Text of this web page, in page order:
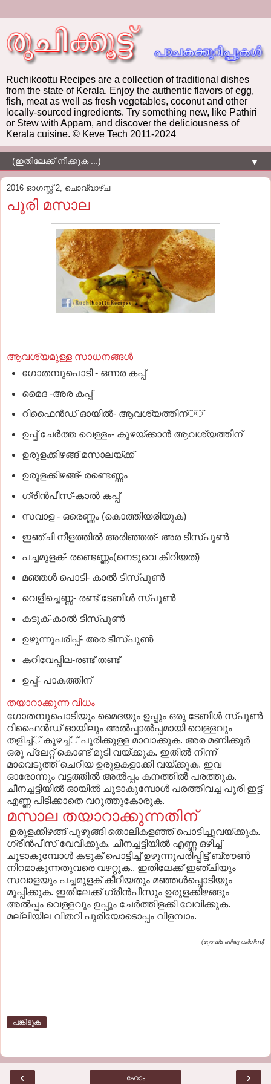
Ruchikoottu Recipes are a collection of traditional dishes
from the state of Kerala. Enjoy the authentic flavors of egg,
fish, meat as well as fresh vegetables, coconut and other
locally-sourced ingredients. Try something new, like Pathiri
or Stew with Appam, and discover the deliciousness of
Kerala cuisine. © Keve Tech 2011-2024
▼
2016 ഓഗസ്റ്റ് 2, ചൊവ്വാഴ്ച
പൂരി മസാല
ആവശ്യമുള്ള സാധനങ്ങള്‍
ഗോതമ്പുപൊടി - ഒന്നര കപ്പ്‌
മൈദ -അര കപ്പ്‌
റിഫൈന്‍ഡ്‌ ഓയില്‍- ആവശ്യത്തിന്‌്്
ഉപ്പ്‌ ചേര്‍ത്ത വെള്ളം- കുഴയ്‌ക്കാന്‍ ആവശ്യത്തിന്‌
ഉരുളക്കിഴങ്ങ്‌ മസാലയ്‌ക്ക്
ഉരുളക്കിഴങ്ങ്‌- രണ്ടെണ്ണം
ഗ്രീന്‍പീസ്‌-കാല്‍ കപ്പ്‌
സവാള - ഒരെണ്ണം (കൊത്തിയരിയുക)
ഇഞ്ചി നീളത്തില്‍ അരിഞ്ഞത്‌- അര ടീസ്‌പൂണ്‍
പച്ചമുളക്‌- രണ്ടെണ്ണം(നെടുവെ കീറിയത്‌)
മഞ്ഞള്‍ പൊടി- കാല്‍ ടീസ്‌പൂണ്‍
വെളിച്ചെണ്ണ- രണ്ട്‌ ടേബിള്‍ സ്‌പൂണ്‍
കടുക്‌-കാല്‍ ടീസ്‌പൂണ്‍
ഉഴുന്നുപരിപ്പ്‌- അര ടീസ്‌പൂണ്‍
കറിവേപ്പില-രണ്ട്‌ തണ്ട്‌
ഉപ്പ്‌- പാകത്തിന്‌
തയാറാക്കുന്ന വിധം
ഗോതമ്പുപൊടിയും മൈദയും ഉപ്പും ഒരു ടേബിള്‍ സ്‌പൂണ്‍
റിഫൈന്‍ഡ്‌ ഓയിലും അല്‍പ്പാല്‍പ്പമായി വെള്ളവും
തളിച്ച്‌് കുഴച്ച്‌് പൂരിക്കുള്ള മാവാക്കുക. അര മണിക്കൂര്‍
ഒരു പ്ലേറ്റ്‌ കൊണ്ട്‌ മൂടി വയ്‌ക്കുക. ഇതില്‍ നിന്ന്‌
മാവെടുത്ത്‌ ചെറിയ ഉരുളകളാക്കി വയ്‌ക്കുക. ഇവ
ഓരോന്നും വട്ടത്തില്‍ അല്‍പ്പം കനത്തില്‍ പരത്തുക.
ചീനച്ചട്ടിയില്‍ ഓയില്‍ ചൂടാകുമ്പോള്‍ പരത്തിവച്ച പൂരി ഇട്ട്‌
എണ്ണ പിടിക്കാതെ വറുത്തുകോരുക.
മസാല തയാറാക്കുന്നതിന്‌
ഉരുളക്കിഴങ്ങ്‌ പുഴുങ്ങി തൊലികളഞ്ഞ്‌ പൊടിച്ചുവയ്‌ക്കുക.
ഗ്രീന്‍പീസ്‌ വേവിക്കുക. ചീനച്ചട്ടിയില്‍ എണ്ണ ഒഴിച്ച്‌
ചൂടാകുമ്പോള്‍ കടുക്‌ പൊട്ടിച്ച്‌ ഉഴുന്നുപരിപ്പിട്ട്‌ ബ്രൗണ്‍
നിറമാകുന്നതുവരെ വഴറ്റുക.. ഇതിലേക്ക്‌ ഇഞ്ചിയും
സവാളയും പച്ചമുളക്‌ കീറിയതും മഞ്ഞള്‍പ്പൊടിയും
മൂപ്പിക്കുക. ഇതിലേക്ക്‌ ഗ്രീന്‍പീസും ഉരുളക്കിഴങ്ങും
അല്‍പ്പം വെള്ളവും ഉപ്പും ചേര്‍ത്തിളക്കി വേവിക്കുക.
മല്ലിയില വിതറി പൂരിയോടൊപ്പം വിളമ്പാം.
(റ്റോഷ്‌മ ബിജു വര്‍ഗീസ്‌)
പങ്കിടുക
‹ ›
ഹോം